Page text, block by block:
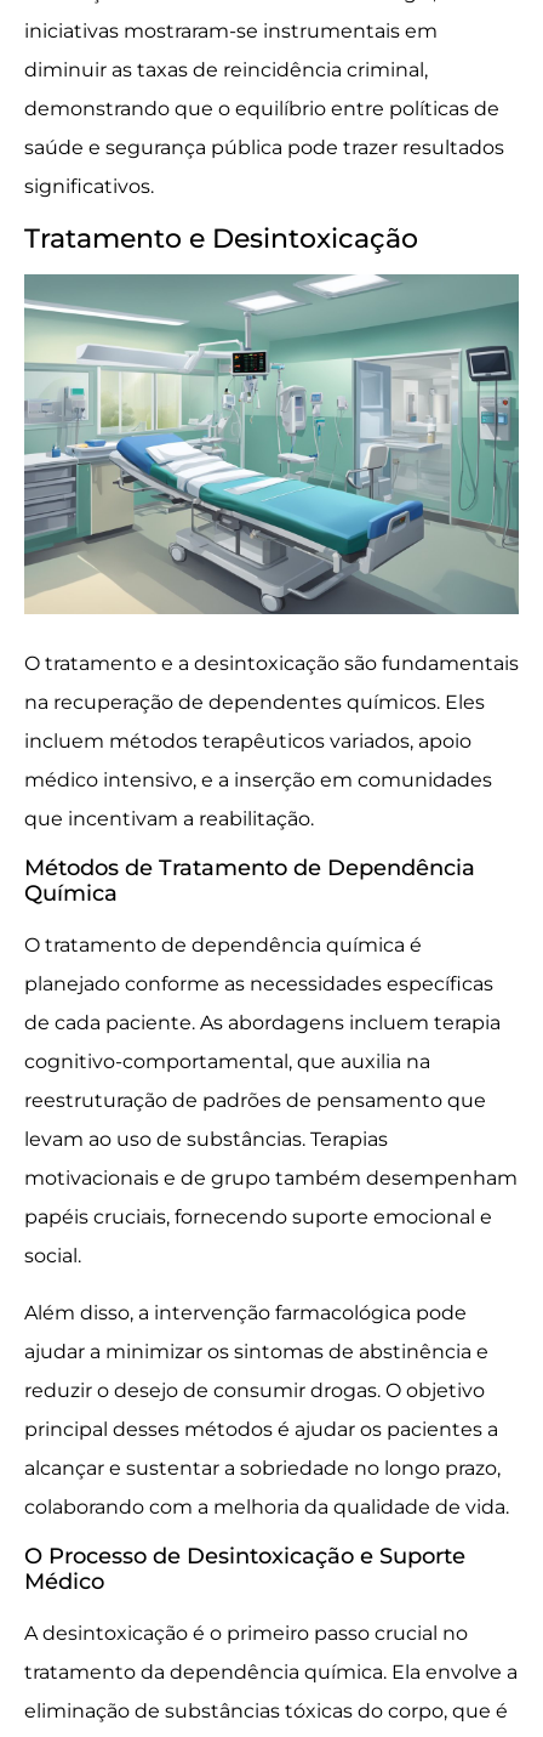
iniciativas mostraram-se instrumentais em
diminuir as taxas de reincidência criminal,
demonstrando que o equilíbrio entre políticas de
saúde e segurança pública pode trazer resultados
significativos.
Tratamento e Desintoxicação
O tratamento e a desintoxicação são fundamentais
na recuperação de dependentes químicos. Eles
incluem métodos terapêuticos variados, apoio
médico intensivo, e a inserção em comunidades
que incentivam a reabilitação.
Métodos de Tratamento de Dependência
Química
O tratamento de dependência química é
planejado conforme as necessidades específicas
de cada paciente. As abordagens incluem terapia
cognitivo-comportamental, que auxilia na
reestruturação de padrões de pensamento que
levam ao uso de substâncias. Terapias
motivacionais e de grupo também desempenham
papéis cruciais, fornecendo suporte emocional e
social.
Além disso, a intervenção farmacológica pode
ajudar a minimizar os sintomas de abstinência e
reduzir o desejo de consumir drogas. O objetivo
principal desses métodos é ajudar os pacientes a
alcançar e sustentar a sobriedade no longo prazo,
colaborando com a melhoria da qualidade de vida.
O Processo de Desintoxicação e Suporte
Médico
A desintoxicação é o primeiro passo crucial no
tratamento da dependência química. Ela envolve a
eliminação de substâncias tóxicas do corpo, que é